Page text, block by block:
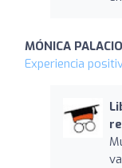
MÓNICA
Experiencia